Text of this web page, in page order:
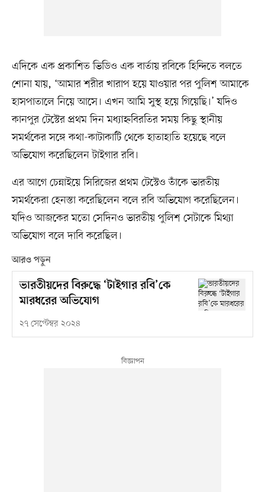
এদিকে এক প্রকাশিত ভিডিও এক বার্তায় রবিকে হিন্দিতে বলতে
শোনা যায়, ‘আমার শরীর খারাপ হয়ে যাওয়ার পর পুলিশ আমাকে
হাসপাতালে নিয়ে আসে। এখন আমি সুস্থ হয়ে গিয়েছি।’ যদিও
কানপুর টেস্টের প্রথম দিন মধ্যাহ্নবিরতির সময় কিছু স্থানীয়
সমর্থকের সঙ্গে কথা-কাটাকাটি থেকে হাতাহাতি হয়েছে বলে
অভিযোগ করেছিলেন টাইগার রবি।
এর আগে চেন্নাইয়ে সিরিজের প্রথম টেস্টেও তাঁকে ভারতীয়
সমর্থকেরা হেনস্তা করেছিলেন বলে রবি অভিযোগ করেছিলেন।
যদিও আজকের মতো সেদিনও ভারতীয় পুলিশ সেটাকে মিথ্যা
অভিযোগ বলে দাবি করেছিল।
আরও পড়ুন
ভারতীয়দের বিরুদ্ধে ‘টাইগার রবি’কে
মারধরের অভিযোগ
২৭ সেপ্টেম্বর ২০২৪